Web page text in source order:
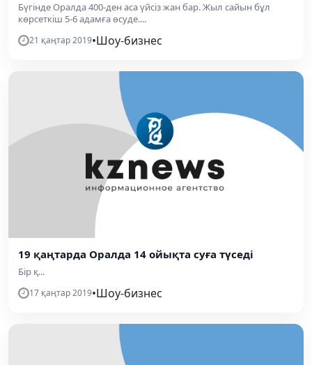
Бүгінде Оралда 400-ден аса үйсіз жан бар. Жыл сайын бұл
көрсеткіш 5-6 адамға өсуде....
21 қаңтар 2019•Шоу-бизнес
19 қаңтарда Оралда 14 ойықта суға түседі
Бір қ...
17 қаңтар 2019•Шоу-бизнес